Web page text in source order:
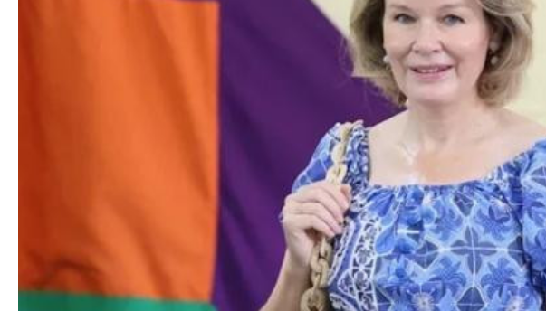
Mədəniyyət
Diaspor
Yüksəliş hekayəsi
zəng edib - YENİLƏNİB